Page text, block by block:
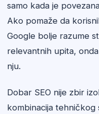
samo kada je
Ako pomaže da
Google bolje razume
relevantnih upita,
nju.
Dobar SEO nije zbir
kombinacija tehničkog